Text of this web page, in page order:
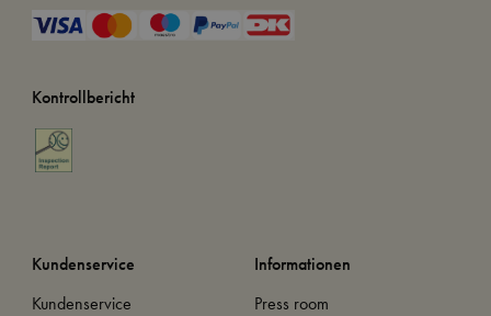
Kontrollbericht
Kundenservice
Kundenservice
Informationen
Press room